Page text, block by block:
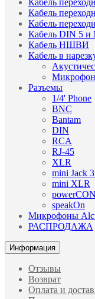
Кабель
Кабель
Кабель
Кабель DIN 5 и
Кабель НШВИ
Кабель в
Разъемы
1/4' Phone
BNC
Bantam
DIN
RCA
RJ-45
XLR
mini Jack
mini XLR
powerCON
speakOn
Микрофоны
РАСПРОДАЖА
Информация
Отзывы
Возврат
Оплата и